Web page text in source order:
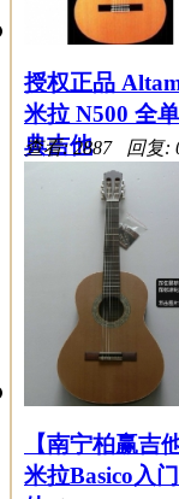
授权正品
米拉 N500 全
典吉他
查看: 2887 回复:
【南宁柏赢吉
米拉Basico入